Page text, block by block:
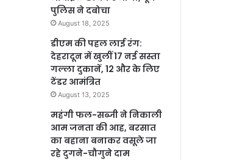
पुलिस ने दबोचा
August 18, 2025
डीएम की पहल लाई रंग:
देहरादून में खुलीं 17 नई सस्ता
गल्ला दुकानें, 12 और के लिए
टेंडर आमंत्रित
August 13, 2025
महंगी फल-सब्जी ने निकाली
आम जनता की आह, बरसात
का बहाना बनाकर वसूले जा
रहे दुगने-चौगुने दाम